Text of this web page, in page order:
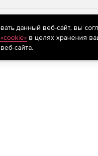
к предпочтениям
данный веб-сайт, вы
в целях хранения
сайта.